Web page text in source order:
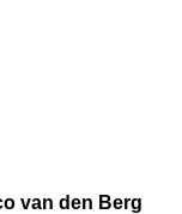
van den Berg